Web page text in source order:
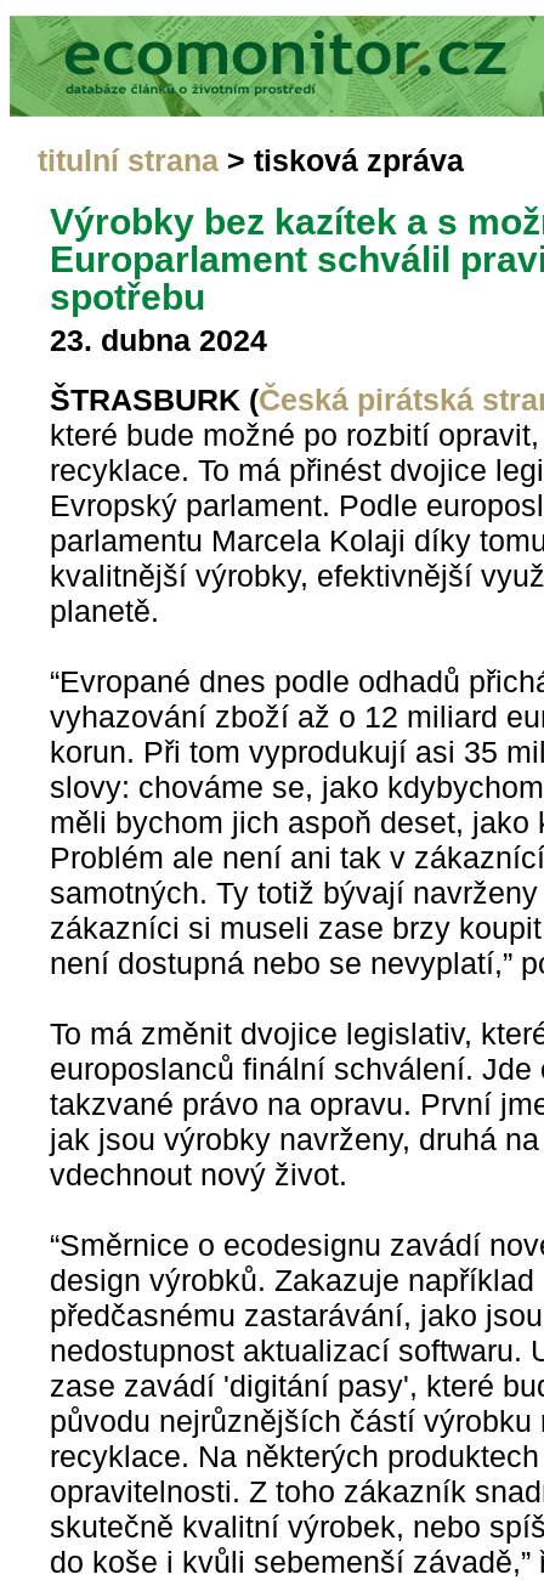
titulní strana > tisková zpráva
Výrobky bez kazítek a s
Europarlament schválil
spotřebu
23. dubna 2024
ŠTRASBURK (Česká pirátská
které bude možné po rozbití
recyklace. To má přinést dvojice
Evropský parlament. Podle
parlamentu Marcela Kolaji díky
kvalitnější výrobky, efektivnější
planetě.
“Evropané dnes podle odhadů
vyhazování zboží až o 12 miliard
korun. Při tom vyprodukují asi 35
slovy: chováme se, jako
měli bychom jich aspoň deset,
Problém ale není ani tak v
samotných. Ty totiž bývají
zákazníci si museli zase brzy
není dostupná nebo se nevyplatí,”
To má změnit dvojice legislativ,
europoslanců finální schválení.
takzvané právo na opravu. První
jak jsou výrobky navrženy, druhá
vdechnout nový život.
“Směrnice o ecodesignu zavádí
design výrobků. Zakazuje
předčasnému zastarávání, jako
nedostupnost aktualizací softwaru.
zase zavádí 'digitání pasy', které
původu nejrůznějších částí výrobku
recyklace. Na některých
opravitelnosti. Z toho zákazník
skutečně kvalitní výrobek, nebo
do koše i kvůli sebemenší závadě,”